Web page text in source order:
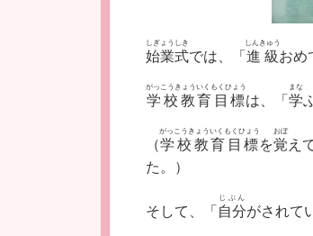
始業式
しぎょうしき
では、「進級
しんきゅう
おめ
学校教育目標
がっこうきょういくもくひょう
は、「学
まな
（学校教育目標
がっこうきょういくもくひょう
を覚
おぼ
え
た。）
そして、「自分
じぶん
がされて